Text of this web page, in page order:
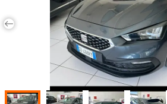
Auto d'epoca
Camper
Veicoli Commerciali